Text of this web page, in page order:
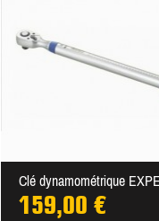
Clé dynamométrique
159,00 €